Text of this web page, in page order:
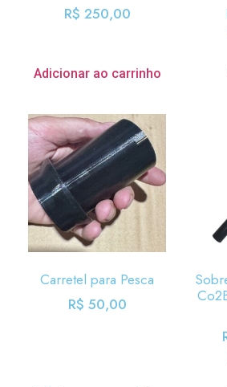
R$ 250,00
Adicionar ao carrinho
Carretel para Pesca
R$ 50,00